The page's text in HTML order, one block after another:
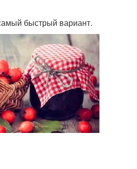
быстрый вариант.